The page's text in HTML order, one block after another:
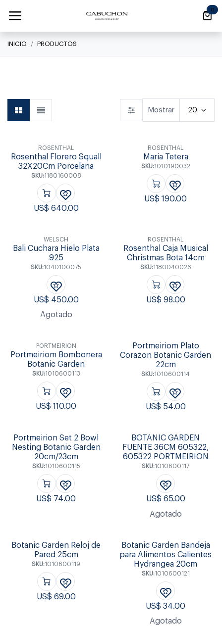
0
INICIO PRODUCTOS
Mostrar 20
ROSENTHAL
Rosenthal Florero Squall
32X20Cm Porcelana
SKU:1180160008
US$ 640.00
ROSENTHAL
Maria Tetera
SKU:1010190032
US$190.00
WELSCH
Bali Cuchara Hielo Plata
925
SKU:1040100075
US$ 450.00
Agotado
ROSENTHAL
Rosenthal Caja Musical
Christmas Bota 14cm
SKU:1180040026
US$ 98.00
PORTMEIRION
Portmeiriom Bombonera
Botanic Garden
SKU:1010600113
US$110.00
Portmeiriom Plato
Corazon Botanic Garden
22cm
SKU:1010600114
US$ 54.00
Portmeirion Set 2 Bowl
Nesting Botanic Garden
20cm/23cm
SKU:1010600115
US$ 74.00
BOTANIC GARDEN
FUENTE 36CM 605322,
605322 PORTMEIRION
SKU:1010600117
US$ 65.00
Agotado
Botanic Garden Reloj de
Pared 25cm
SKU:1010600119
US$ 69.00
Botanic Garden Bandeja
para Alimentos Calientes
Hydrangea 20cm
SKU:1010600121
US$34.00
Agotado